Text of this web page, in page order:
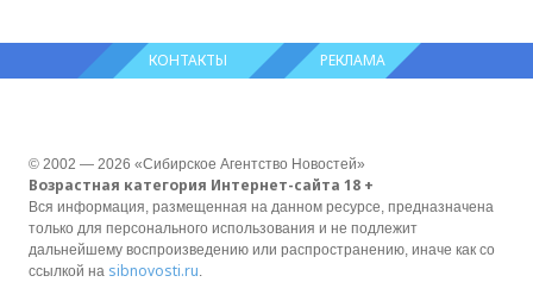
КОНТАКТЫ РЕКЛАМА
© 2002 — 2026 «Сибирское Агентство Новостей»
Возрастная категория Интернет-сайта 18 +
Вся информация, размещенная на данном ресурсе, предназначена
только для персонального использования и не подлежит
дальнейшему воспроизведению или распространению, иначе как со
ссылкой на sibnovosti.ru.